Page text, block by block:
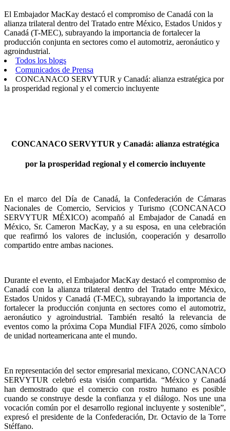
El Embajador MacKay destacó el compromiso de Canadá con la
alianza trilateral dentro del Tratado entre México, Estados Unidos y
Canadá (T-MEC), subrayando la importancia de fortalecer la
producción conjunta en sectores como el automotriz, aeronáutico y
agroindustrial.
Todos los blogs
Comunicados de Prensa
CONCANACO SERVYTUR y Canadá: alianza estratégica por
la prosperidad regional y el comercio incluyente
CONCANACO SERVYTUR y Canadá: alianza estratégica
por la prosperidad regional y el comercio incluyente
En el marco del Día de Canadá, la Confederación de Cámaras
Nacionales de Comercio, Servicios y Turismo (CONCANACO
SERVYTUR MÉXICO) acompañó al Embajador de Canadá en
México, Sr. Cameron MacKay, y a su esposa, en una celebración
que reafirmó los valores de inclusión, cooperación y desarrollo
compartido entre ambas naciones.
Durante el evento, el Embajador MacKay destacó el compromiso de
Canadá con la alianza trilateral dentro del Tratado entre México,
Estados Unidos y Canadá (T-MEC), subrayando la importancia de
fortalecer la producción conjunta en sectores como el automotriz,
aeronáutico y agroindustrial. También resaltó la relevancia de
eventos como la próxima Copa Mundial FIFA 2026, como símbolo
de unidad norteamericana ante el mundo.
En representación del sector empresarial mexicano, CONCANACO
SERVYTUR celebró esta visión compartida. “México y Canadá
han demostrado que el comercio con rostro humano es posible
cuando se construye desde la confianza y el diálogo. Nos une una
vocación común por el desarrollo regional incluyente y sostenible”,
expresó el presidente de la Confederación, Dr. Octavio de la Torre
Stéffano.